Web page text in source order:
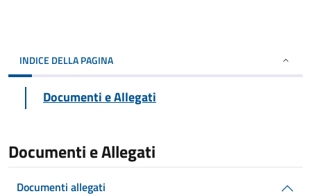
INDICE DELLA PAGINA
Documenti e Allegati
Documenti e Allegati
Documenti allegati